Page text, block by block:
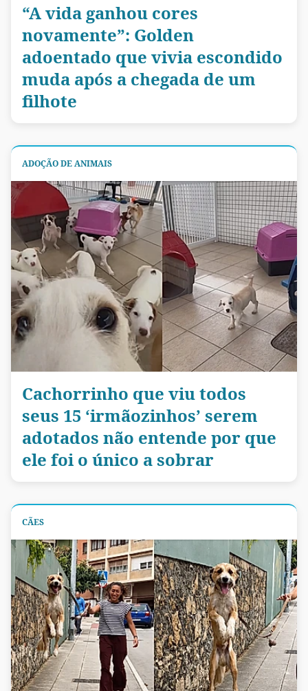
“A vida ganhou cores
novamente”: Golden
adoentado que vivia escondido
muda após a chegada de um
filhote
ADOÇÃO DE ANIMAIS
Cachorrinho que viu todos
seus 15 ‘irmãozinhos’ serem
adotados não entende por que
ele foi o único a sobrar
CÃES